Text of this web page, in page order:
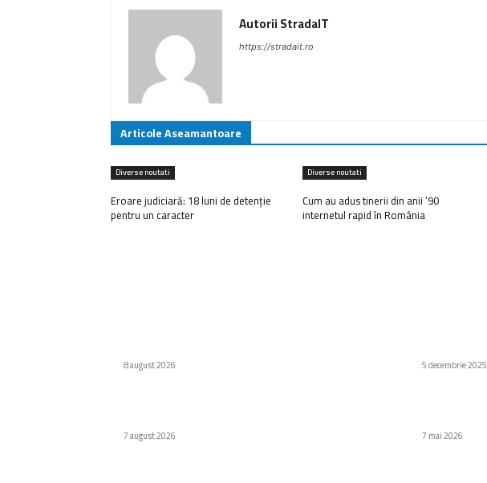
Autorii StradaIT
https://stradait.ro
Articole Aseamantoare
Diverse noutati
Eroare judiciară: 18 luni de detenție
pentru un caracter
Diverse noutati
Cum au adus tinerii din anii ’90
internetul rapid în România
8 august 2026
7 august 2026
5 decembrie 2025
7 mai 2026